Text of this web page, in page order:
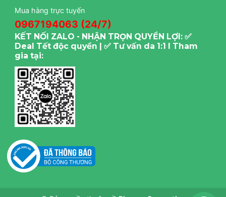
Mua hàng trực tuyến
0967194063 (24/7)
KẾT NỐI ZALO - NHẬN TRỌN QUYỀN LỢI: ✅
Deal Tết độc quyền | ✅ Tư vấn da 1:1 I Tham
gia tại: